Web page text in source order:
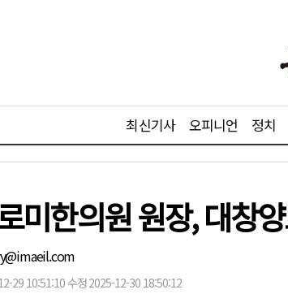
최신기사 오피니언 정치
미한의원 원장, 대창
29 10:51:10 수정 2025-12-30 18:50:12